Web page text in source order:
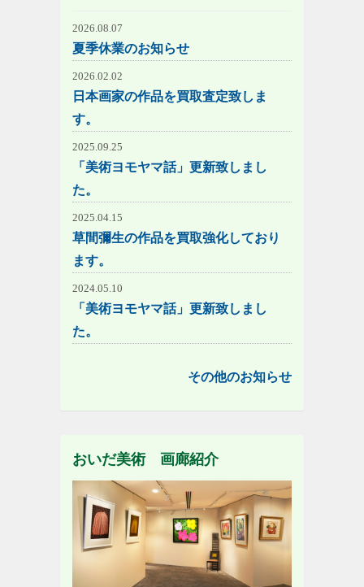
2026.08.07
夏季休業のお知らせ
2026.02.02
日本画家の作品を買取査定致しま
す。
2025.09.25
「美術ヨモヤマ話」更新致しまし
た。
2025.04.15
草間彌生の作品を買取強化しており
ます。
2024.05.10
「美術ヨモヤマ話」更新致しまし
た。
その他のお知らせ
おいだ美術 画廊紹介